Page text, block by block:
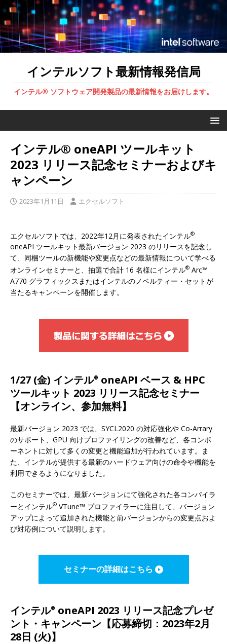
インテルソフト最新情報発信局
インテル® ソフトウェア開発製品の最新情報をお届けします。
インテル® oneAPI ツールキット
2023 リリース記念セミナーおよびキ
ャンペーン
2023年1月11日 エクセルソフト
エクセルソフトでは、2022年12月に発表されたインテル®
oneAPI ツールキット最新バージョン 2023 のリリースを記念し
て、同梱ツールの新機能や変更点などの最新情報について学べる
オンラインセミナーと、抽選で合計 16 名様にインテル® Arc™
A770 グラフィックスまたはインテルのノベルティー・セットが
当たるキャンペーンを開催します。
1/27 (金) インテル® oneAPI ベース & HPC
ツールキット 2023 リリース記念セミナー
【オンライン、参加無料】
最新バージョン 2023 では、SYCL2020 の対応強化や Co-Arrary
のサポート、GPU 向けプロファイリングの改善など、各コンポ
ーネントに対して多くの変更と機能追加が行われています。ま
た、インテルが提供する最新のハードウェア向けの命令や機能を
利用できるようになりました。
このセミナーでは、最新バージョンにて強化された各コンパイラ
ーとインテル® VTune™ プロファイラーに注目して、バージョン
アップによって追加された機能と前バージョンからの変更点およ
び対応例について説明します。
セミナーの詳細はこちら
インテル® oneAPI 2023 リリース記念プレゼ
ント・キャンペーン【応募締切：2023年2月
28日 (火)】